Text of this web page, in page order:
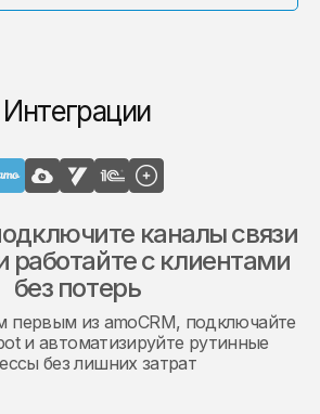
Интеграции
каналы связи
работайте с клиентами
без потерь
первым из amoCRM, подключайте
и автоматизируйте рутинные
без лишних затрат